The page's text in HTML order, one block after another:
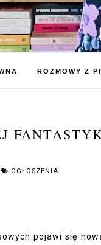
ROZMOWY Z
OGŁOSZENIA
pojawi się